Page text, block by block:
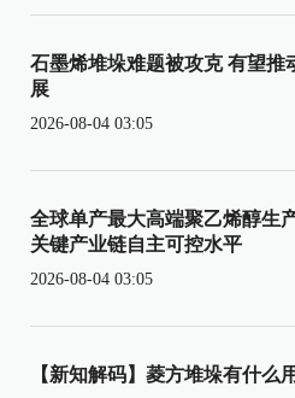
石墨烯堆垛难题被攻克 有望推
展
2026-08-04 03:05
全球单产最大高端聚乙烯醇生
关键产业链自主可控水平
2026-08-04 03:05
【新知解码】菱方堆垛有什么